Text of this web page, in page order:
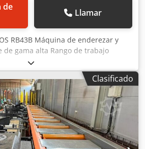
Llamar
RB43B Máquina de enderezar y
de gama alta Rango de trabajo
Longitud de corte: desde 500 mm
c/min Velocidad de línea: 5 – 160
mm Longitud de corte: desde 500
Hjrf Velocidad de corte: 80 c/min
160 m/min Serie: RB de gama alta
Clasificado